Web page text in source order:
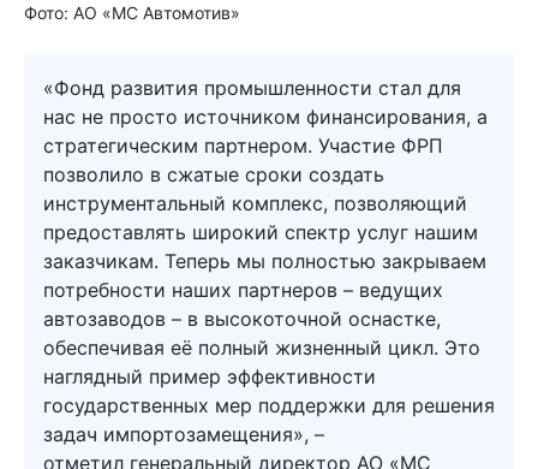
Фото: АО «МС Автомотив»
«Фонд развития промышленности стал для
нас не просто источником финансирования, а
стратегическим партнером. Участие ФРП
позволило в сжатые сроки создать
инструментальный комплекс, позволяющий
предоставлять широкий спектр услуг нашим
заказчикам. Теперь мы полностью закрываем
потребности наших партнеров – ведущих
автозаводов – в высокоточной оснастке,
обеспечивая её полный жизненный цикл. Это
наглядный пример эффективности
государственных мер поддержки для решения
задач импортозамещения», –
отметил генеральный директор АО «МС